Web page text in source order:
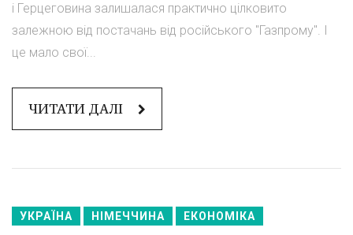
і Герцеговина залишалася практично цілковито
залежною від постачань від російського "Газпрому". І
це мало свої...
ЧИТАТИ ДАЛІ
УКРАЇНА НІМЕЧЧИНА ЕКОНОМІКА